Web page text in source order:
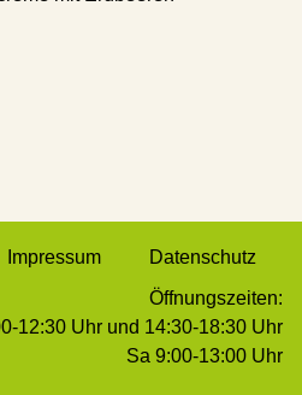
Impressum
Datenschutz
Öffnungszeiten:
12:30 Uhr und 14:30-18:30 Uhr
Sa 9:00-13:00 Uhr